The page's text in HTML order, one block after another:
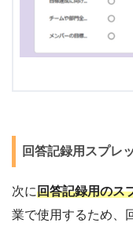
回答記録用スプレ
次に回答記録用のス
業で使用するため、